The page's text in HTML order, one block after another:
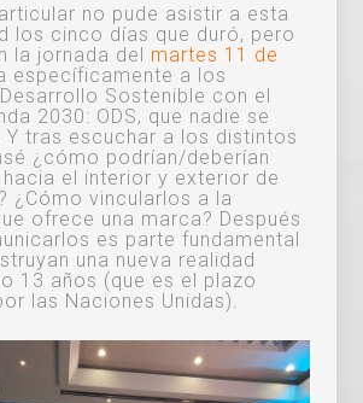
no pude asistir a esta
los cinco días que duró, pero
la jornada del martes 11 de
específicamente a los
Sostenible con el
2030: ODS, que nadie se
Y tras escuchar a los distintos
¿cómo podrían/deberían
el interior y exterior de
¿Cómo vincularlos a la
ofrece una marca? Después
es parte fundamental
una nueva realidad
13 años (que es el plazo
las Naciones Unidas).